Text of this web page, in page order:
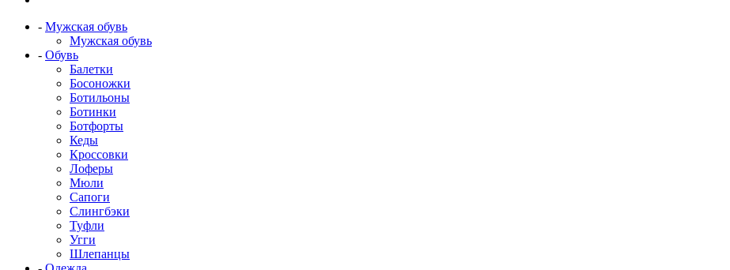
- Мужская обувь
Мужская обувь
- Обувь
Балетки
Босоножки
Ботильоны
Ботинки
Ботфорты
Кеды
Кроссовки
Лоферы
Мюли
Сапоги
Слингбэки
Туфли
Угги
Шлепанцы